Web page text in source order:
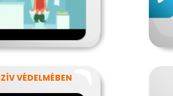
VÉDELMÉBEN